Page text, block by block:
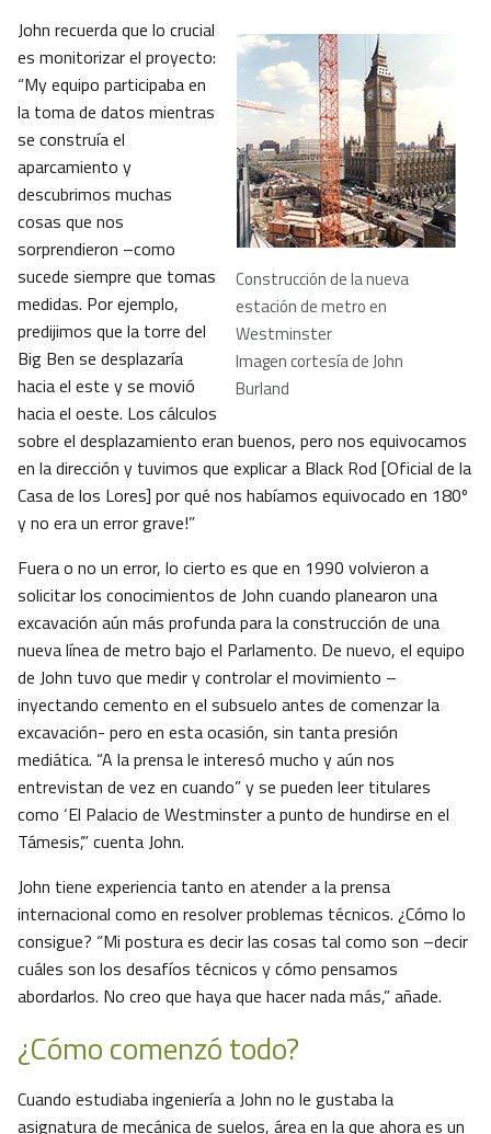
Construcción de la nueva
estación de metro en
Westminster
Imagen cortesía de John
Burland
John recuerda que lo crucial
es monitorizar el proyecto:
“My equipo participaba en
la toma de datos mientras
se construía el
aparcamiento y
descubrimos muchas
cosas que nos
sorprendieron –como
sucede siempre que tomas
medidas. Por ejemplo,
predijimos que la torre del
Big Ben se desplazaría
hacia el este y se movió
hacia el oeste. Los cálculos
sobre el desplazamiento eran buenos, pero nos equivocamos
en la dirección y tuvimos que explicar a Black Rod [Oficial de la
Casa de los Lores] por qué nos habíamos equivocado en 180º
y no era un error grave!”
Fuera o no un error, lo cierto es que en 1990 volvieron a
solicitar los conocimientos de John cuando planearon una
excavación aún más profunda para la construcción de una
nueva línea de metro bajo el Parlamento. De nuevo, el equipo
de John tuvo que medir y controlar el movimiento –
inyectando cemento en el subsuelo antes de comenzar la
excavación- pero en esta ocasión, sin tanta presión
mediática. “A la prensa le interesó mucho y aún nos
entrevistan de vez en cuando” y se pueden leer titulares
como ‘El Palacio de Westminster a punto de hundirse en el
Támesis’,” cuenta John.
John tiene experiencia tanto en atender a la prensa
internacional como en resolver problemas técnicos. ¿Cómo lo
consigue? “Mi postura es decir las cosas tal como son –decir
cuáles son los desafíos técnicos y cómo pensamos
abordarlos. No creo que haya que hacer nada más,” añade.
¿Cómo comenzó todo?
Cuando estudiaba ingeniería a John no le gustaba la
asignatura de mecánica de suelos, área en la que ahora es un